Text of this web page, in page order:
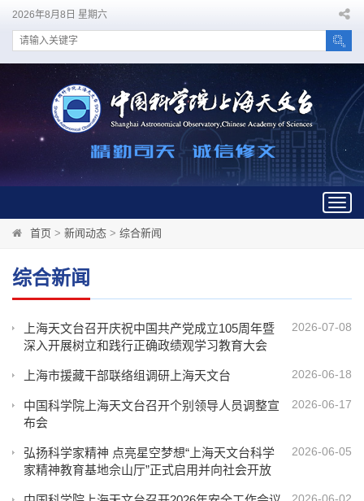
2026年8月8日 星期六
首页 > 新闻动态 > 综合新闻
综合新闻
2026-07-08
上海天文台召开庆祝中国共产党成立105周年暨
深入开展树立和践行正确政绩观学习教育大会
2026-06-18
上海市援藏干部联络组调研上海天文台
2026-06-17
中国科学院上海天文台召开个别领导人员调整宣
布会
2026-06-05
弘扬科学家精神 点亮星空梦想“上海天文台科学
家精神教育基地佘山厅”正式启用并向社会开放